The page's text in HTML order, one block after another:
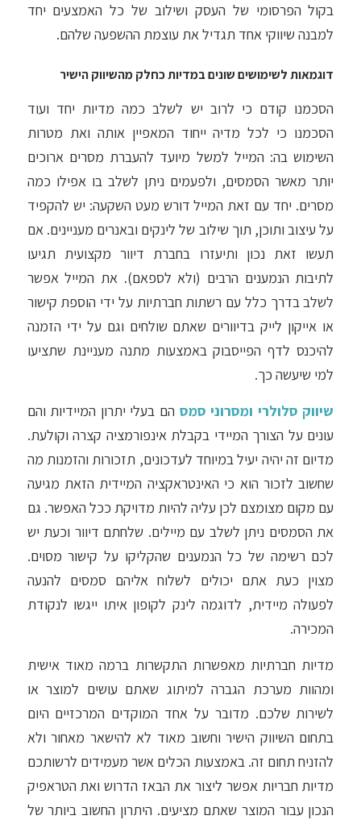
בקול הפרסומי של העסק ושילוב של כל האמצעים יחד
למבנה שיווקי אחד תגדיל את עוצמת ההשפעה שלהם.
דוגמאות לשימושים שונים במדיות כחלק מהשיווק הישיר
הסכמנו קודם כי לרוב יש לשלב כמה מדיות יחד ועוד
הסכמנו כי לכל מדיה ייחוד המאפיין אותה ואת מטרות
השימוש בה: המייל למשל מיועד להעברת מסרים ארוכים
יותר מאשר הסמסים, ולפעמים ניתן לשלב בו אפילו כמה
מסרים. יחד עם זאת המייל דורש מעט השקעה: יש להקפיד
על עיצוב ותוכן, תוך שילוב של לינקים ובאנרים מעניינים. אם
תעשו זאת נכון ותיעזרו בחברת דיוור מקצועית תגיעו
לתיבות הנמענים הרבים (ולא לספאם). את המייל אפשר
לשלב בדרך כלל עם רשתות חברתיות על ידי הוספת קישור
או אייקון לייק בדיוורים שאתם שולחים וגם על ידי הזמנה
להיכנס לדף הפייסבוק באמצעות מתנה מעניינת שתציעו
למי שיעשה כך.
שיווק סלולרי ומסרוני סמס הם בעלי יתרון המיידיות והם
עונים על הצורך המיידי בקבלת אינפורמציה קצרה וקולעת.
מדיום זה יהיה יעיל במיוחד לעדכונים, תזכורות והזמנות מה
שחשוב לזכור הוא כי האינטראקציה המיידית הזאת מגיעה
עם מקום מצומצם לכן עליה להיות מדויקת ככל האפשר. גם
את הסמסים ניתן לשלב עם מיילים. שלחתם דיוור וכעת יש
לכם רשימה של כל הנמענים שהקליקו על קישור מסוים.
מצוין כעת אתם יכולים לשלוח אליהם סמסים להנעה
לפעולה מיידית, לדוגמה לינק לקופון איתו ייגשו לנקודת
המכירה.
מדיות חברתיות מאפשרות התקשרות ברמה מאוד אישית
ומהוות מערכת הגברה למיתוג שאתם עושים למוצר או
לשירות שלכם. מדובר על אחד המוקדים המרכזיים היום
בתחום השיווק הישיר וחשוב מאוד לא להישאר מאחור ולא
להזניח תחום זה. באמצעות הכלים אשר מעמידים לרשותכם
מדיות חבריות אפשר ליצור את הבאז הדרוש ואת הטראפיק
הנכון עבור המוצר שאתם מציעים. היתרון החשוב ביותר של